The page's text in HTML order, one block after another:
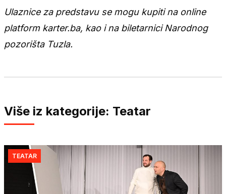
Ulaznice za predstavu se mogu kupiti na online
platform karter.ba, kao i na biletarnici Narodnog
pozorišta Tuzla.
Više iz kategorije: Teatar
TEATAR